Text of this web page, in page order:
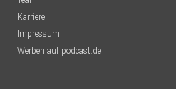
Karriere
Impressum
Werben auf podcast.de